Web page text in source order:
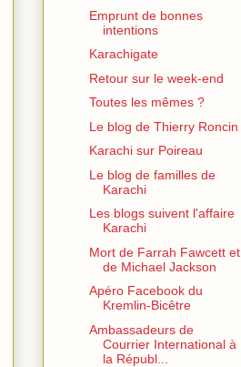
Emprunt de bonnes
intentions
Karachigate
Retour sur le week-end
Toutes les mêmes ?
Le blog de Thierry Roncin
Karachi sur Poireau
Le blog de familles de
Karachi
Les blogs suivent l'affaire
Karachi
Mort de Farrah Fawcett et
de Michael Jackson
Apéro Facebook du
Kremlin-Bicêtre
Ambassadeurs de
Courrier International à
la Républ...